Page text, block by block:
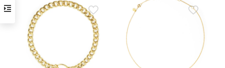
ma
wariantów.
na